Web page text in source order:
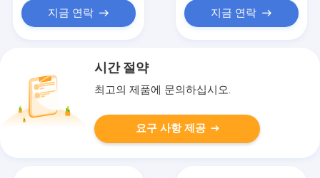
지금 연락 지금 연락
시간 절약
최고의 제품에 문의하십시오.
요구 사항 제공